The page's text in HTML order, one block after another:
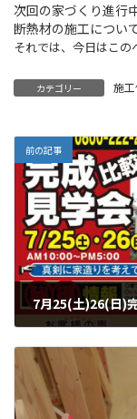
次回の家づくり進行
断熱材の施工につい
それでは、今日はこの
カテゴリー 施
前の記事
7月25(土)26(日)